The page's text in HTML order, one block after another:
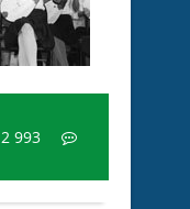
2 993